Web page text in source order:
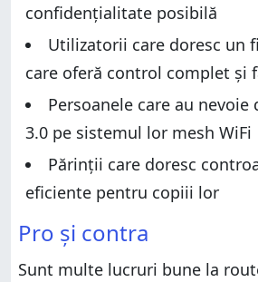
confidențialitate posibilă
Utilizatorii care doresc un
care oferă control complet și
Persoanele care au nevoie
3.0 pe sistemul lor mesh WiFi
Părinții care doresc
eficiente pentru copiii lor
Pro și contra
Sunt multe lucruri bune la